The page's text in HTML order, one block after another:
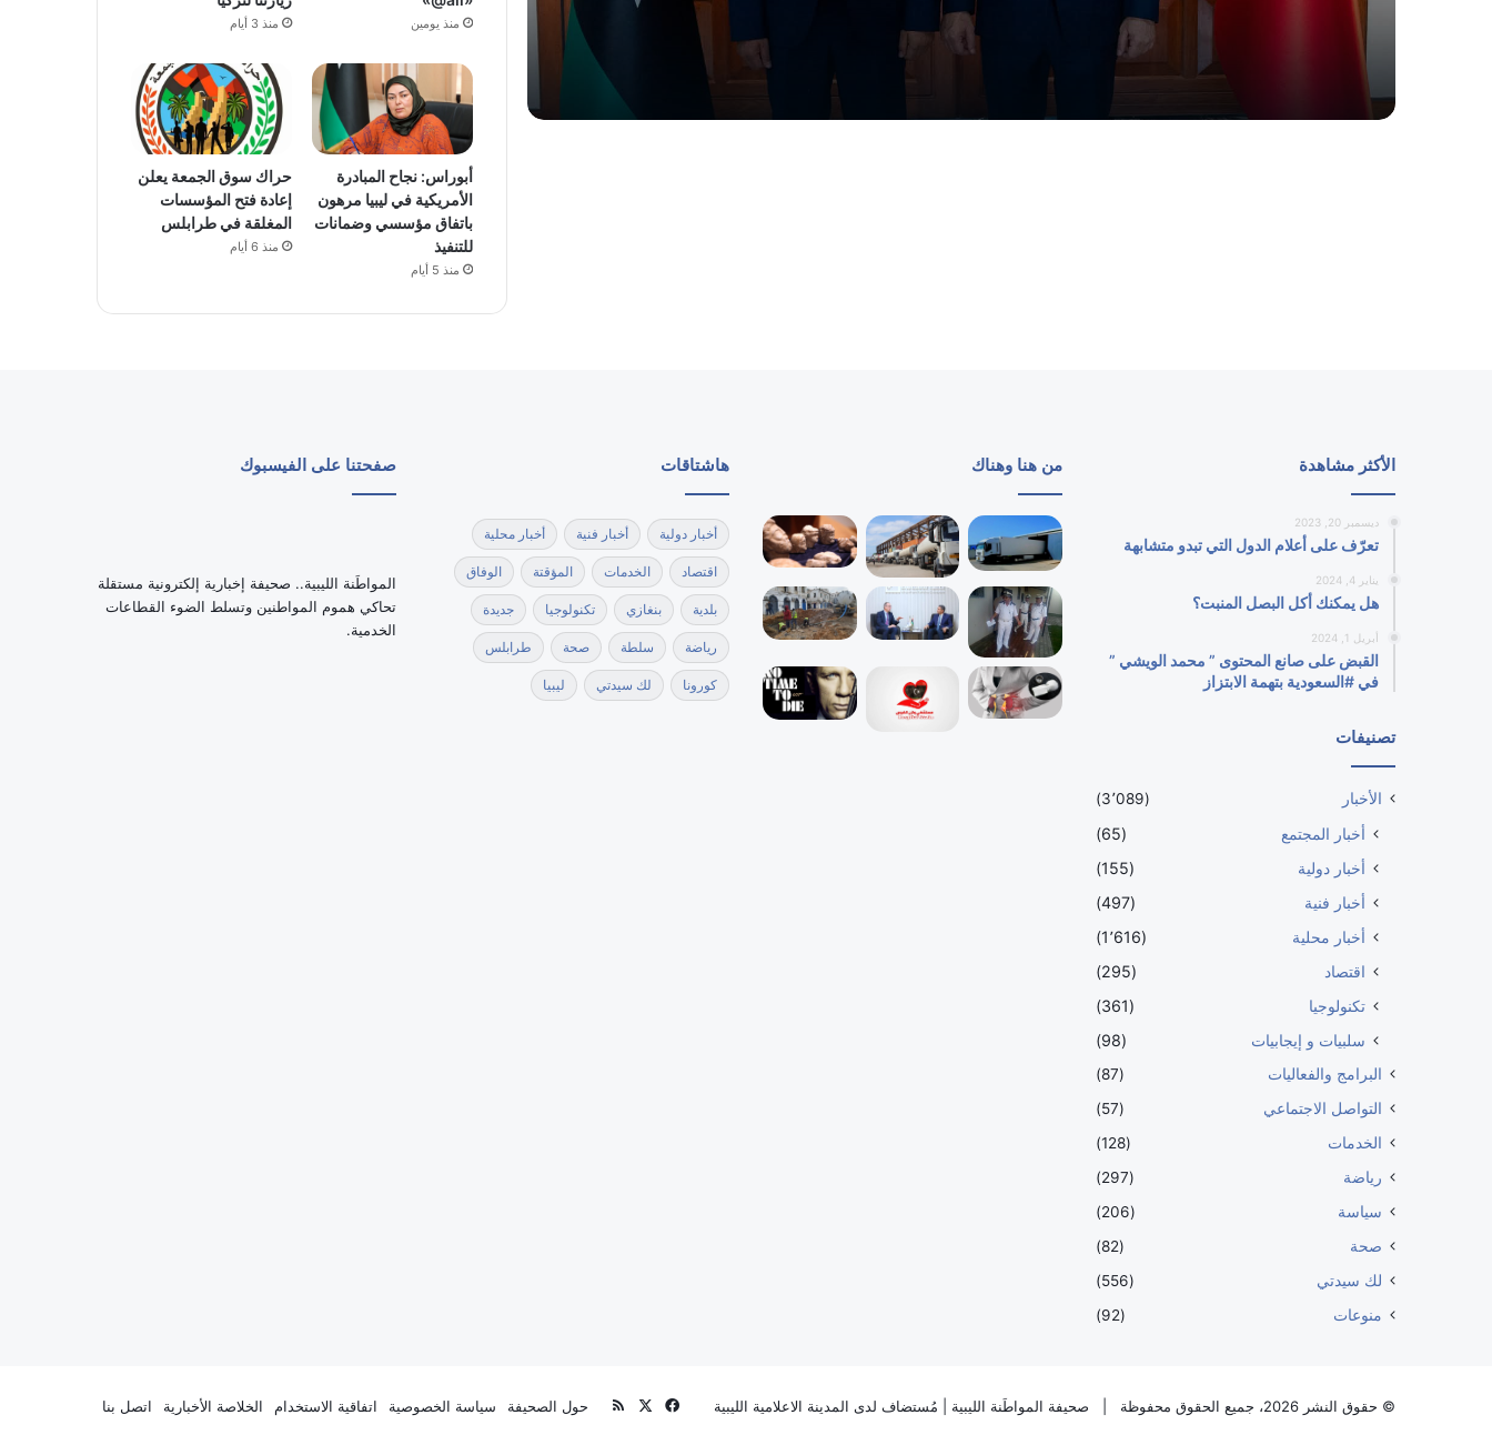
البعثة الأممية: مشاورات تونس تقترب من
حسم المسار الانتخابي الليبي
حراك المخابرات يتسارع في طرابلس..
منذ يومين منذ 3 أيام
أبوراس: نجاح المبادرة
الأمريكية في ليبيا مرهون
باتفاق مؤسسي وضمانات
للتنفيذ
منذ 5 أيام
حراك سوق الجمعة يعلن
إعادة فتح المؤسسات
المغلقة في طرابلس
منذ 6 أيام
الأكثر مشاهدة
ديسمبر 20, 2023
تعرّف على أعلام الدول التي تبدو متشابهة
يناير 4, 2024
هل يمكنك أكل البصل المنبت؟
أبريل 1, 2024
القبض على صانع المحتوى ” محمد الويشي ”
في #السعودية بتهمة الابتزاز
تصنيفات
الأخبار (3٬089)
أخبار المجتمع
(65)
أخبار دولية
(155)
أخبار فنية
(497)
أخبار محلية
(1٬616)
اقتصاد
(295)
تكنولوجيا
(361)
سلبيات و إيجابيات
(98)
البرامج والفعاليات
(87)
التواصل الاجتماعي
(57)
الخدمات
(128)
رياضة
(297)
سياسة
(206)
صحة
(82)
لك سيدتي
(556)
منوعات
(92)
من هنا وهناك هاشتاقات
أخبار دولية أخبار فنية أخبار محلية
اقتصاد الخدمات المؤقتة الوفاق
بلدية بنغازي تكنولوجيا جديدة
رياضة سلطة صحة طرابلس
كورونا لك سيدتي ليبيا
صفحتنا على الفيسبوك
‏المواطَنة الليبية.. صحيفة إخبارية إلكترونية مستقلة
تحاكي هموم المواطنين وتسلط الضوء القطاعات
الخدمية.
© حقوق النشر 2026، جميع الحقوق محفوظة | صحيفة المواطَنة الليبية | مُستضاف لدى المدينة الاعلامية الليبية حول الصحيفة سياسة الخصوصية اتفاقية الاستخدام الخلاصة الأخبارية اتصل بنا فيسبوكملخص